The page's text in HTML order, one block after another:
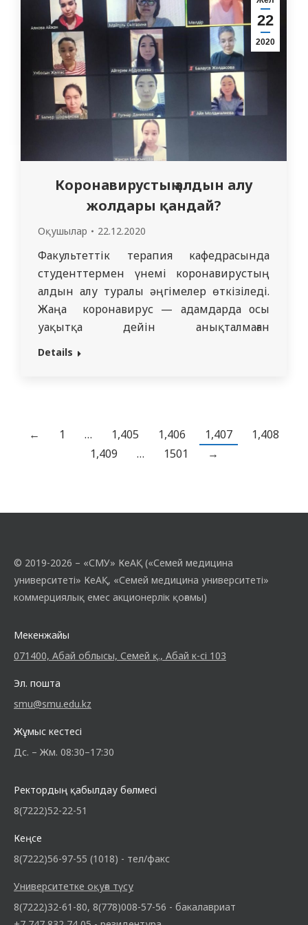
Бұл жағдай жүрекке ауыр тиеді, осыған…
22
2020
Коронавирустың алдын алу
жолдары қандай?
Оқушылар 22.12.2020
Факультеттік терапия кафедрасында
студенттермен үнемі коронавирустың
алдын алу туралы әңгімелер өткізіледі.
Жаңа коронавирус — адамдарда осы
уақытқа дейін анықталмаған
коронавирустың жаңа штаммы. COVID-
COVID-2019 жұқпасының белгілері басқа
да респираторлық аурулардың
Details
← 1 … 1,405 1,406 1,407
1,408
1,409
… 1501 →
© 2019-2026 – «СМУ» КеАҚ («Семей медицина
университеті» КеАҚ, «Семей медицина университеті»
коммерциялық емес акционерлік қоғамы)
Мекенжайы
071400, Абай облысы, Семей қ., Абай к-сі 103
Эл. пошта
smu@smu.edu.kz
Жұмыс кестесі
Дс. – Жм. 08:30–17:30
Ректордың қабылдау бөлмесі
8(7222)52-22-51
Кеңсе
8(7222)56-97-55 (1018) - тел/факс
Университетке оқуға түсу
8(7222)32-61-80, 8(778)008-57-56 - бакалавриат